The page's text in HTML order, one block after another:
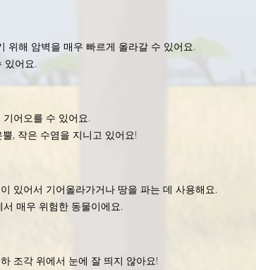
위해 암벽을 매우 빠르게 올라갈 수 있어요.
있어요.
어오를 수 있어요.
, 작은 수염을 지니고 있어요!
있어서 기어올라가거나 땅을 파는 데 사용해요.
매우 위험한 동물이에요.
조각 위에서 눈에 잘 띄지 않아요!